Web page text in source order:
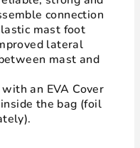
connection
mast foot
lateral
mast and
an EVA Cover
the bag (foil